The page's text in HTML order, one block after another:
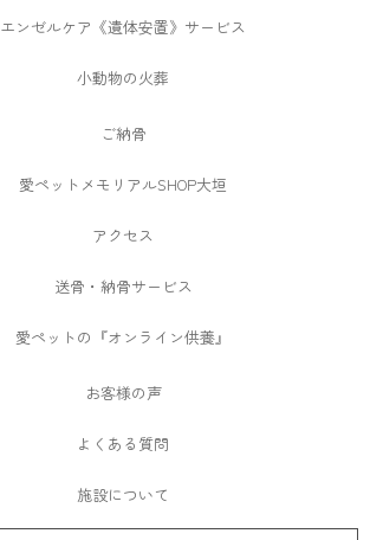
エンゼルケア《遺体安置》サービス
小動物の火葬
ご納骨
愛ペットメモリアルSHOP大垣
アクセス
送骨・納骨サービス
愛ペットの『オンライン供養』
お客様の声
よくある質問
施設について